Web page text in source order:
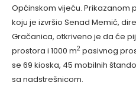
Općinskom vijeću.
koju je izvršio Senad Memić,
Gračanica, otkriveno je da će
prostora i 1000 m2 pasivnog
se 69 kioska, 45 mobilnih
sa nadstrešnicom.